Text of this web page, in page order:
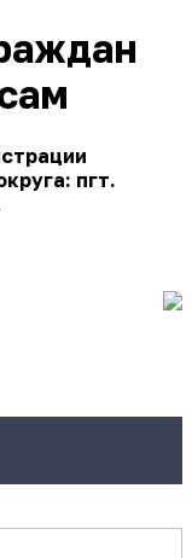
пгт.